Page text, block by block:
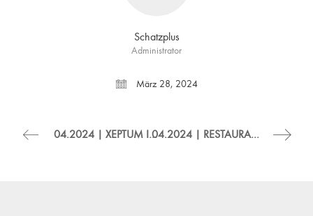
Schatzplus
Administrator
März 28, 2024
04.2024 | XEPTUM IM CALLWEY JAHRBUCH “BEST WORKSPACES 2024” 04.2024 | RESTAURANT OKYU IM STORE BOOK 2024